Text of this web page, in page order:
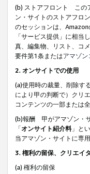
(b) ストアフロント この
ン・サイトのストアフロ
のセッションは、
「サービス提供」に相当
真、編集物、リスト、コ
要件第1条またはアマゾン
2. オンサイトでの使用
(a)使用時の裁量、削除す
により甲の判断で）クリ
コンテンツの一部または
(b)報酬 甲がアマゾン・
「オンサイト紹介料」と
当アマゾン・サイトに専
3. 権利の留保、クリエイ
(a) 権利の留保